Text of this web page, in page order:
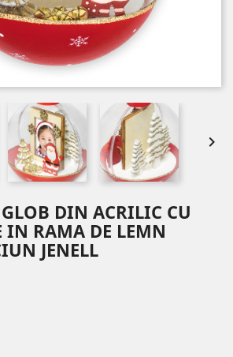

DIN ACRILIC CU
IN RAMA DE LEMN
JENELL